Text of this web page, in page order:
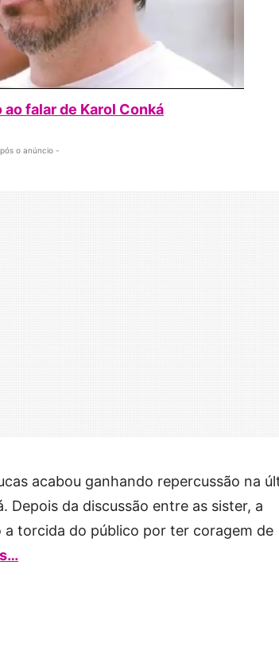
ao falar de Karol Conká
o anúncio -
acabou ganhando repercussão na
Depois da discussão entre as sister, a
torcida do público por ter coragem de